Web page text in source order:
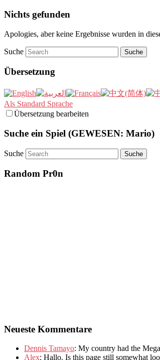
Nichts gefunden
Apologies, aber keine Ergebnisse wurden in
Suche
Übersetzung
Als Standard Sprache
Übersetzung bearbeiten
Suche ein Spiel (GEWESEN: Mario)
Suche
Random Pr0n
Neueste Kommentare
Dennis Tamayo: My country had the
Alex: Hallo. Is this page still somewhat